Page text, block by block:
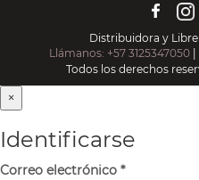
Distribuidora y
Llámanos: +57 3125347050 |
Todos los derechos
×
Identificarse
Correo electrónico *